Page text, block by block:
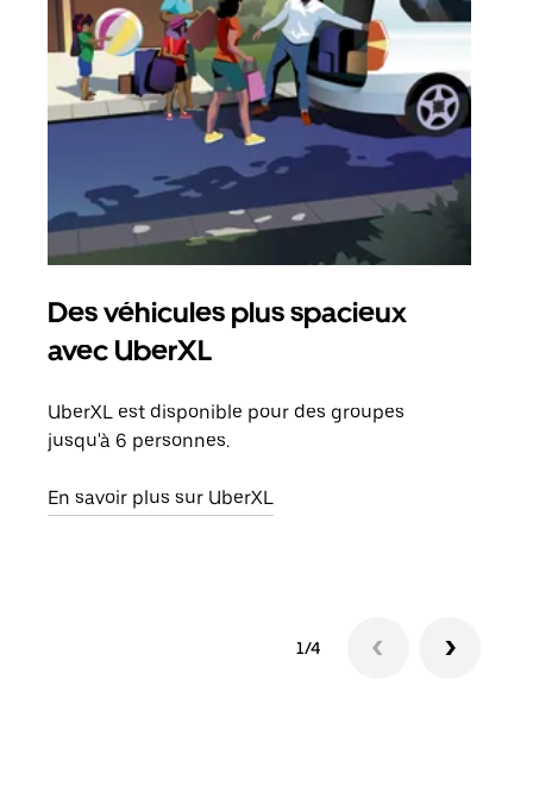
Des véhicules plus spacieux
avec UberXL
UberXL est disponible pour des groupes
jusqu'à 6 personnes.
En savoir plus sur UberXL
1/4